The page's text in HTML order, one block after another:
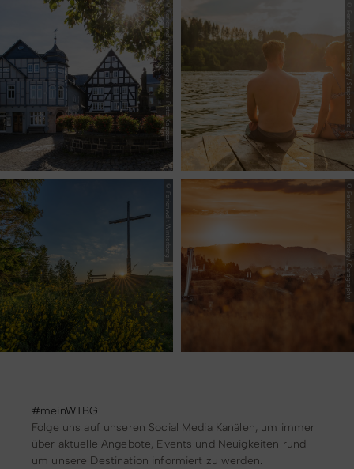
© Ferienwelt Winterberg / Klaus-Peter Kappest © Ferienwelt Winterberg / Stephan Peters
© Ferienwelt Winterberg © Ferienwelt Winterberg / Carography
#meinWTBG
Folge uns auf unseren Social Media Kanälen, um immer
über aktuelle Angebote, Events und Neuigkeiten rund
um unsere Destination informiert zu werden.